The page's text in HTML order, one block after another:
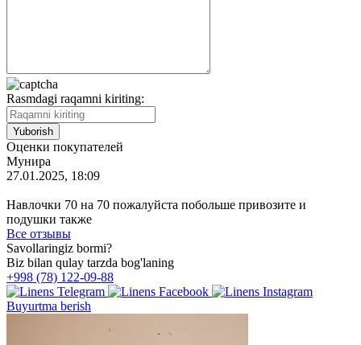
Rasmdagi raqamni kiriting:
Оценки покупателей
Мунира
27.01.2025, 18:09
Навлочки 70 на 70 пожалуйста побольше привозите и
подушки также
Все отзывы
Savollaringiz bormi?
Biz bilan qulay tarzda bog'laning
+998 (78) 122-09-88
Buyurtma berish